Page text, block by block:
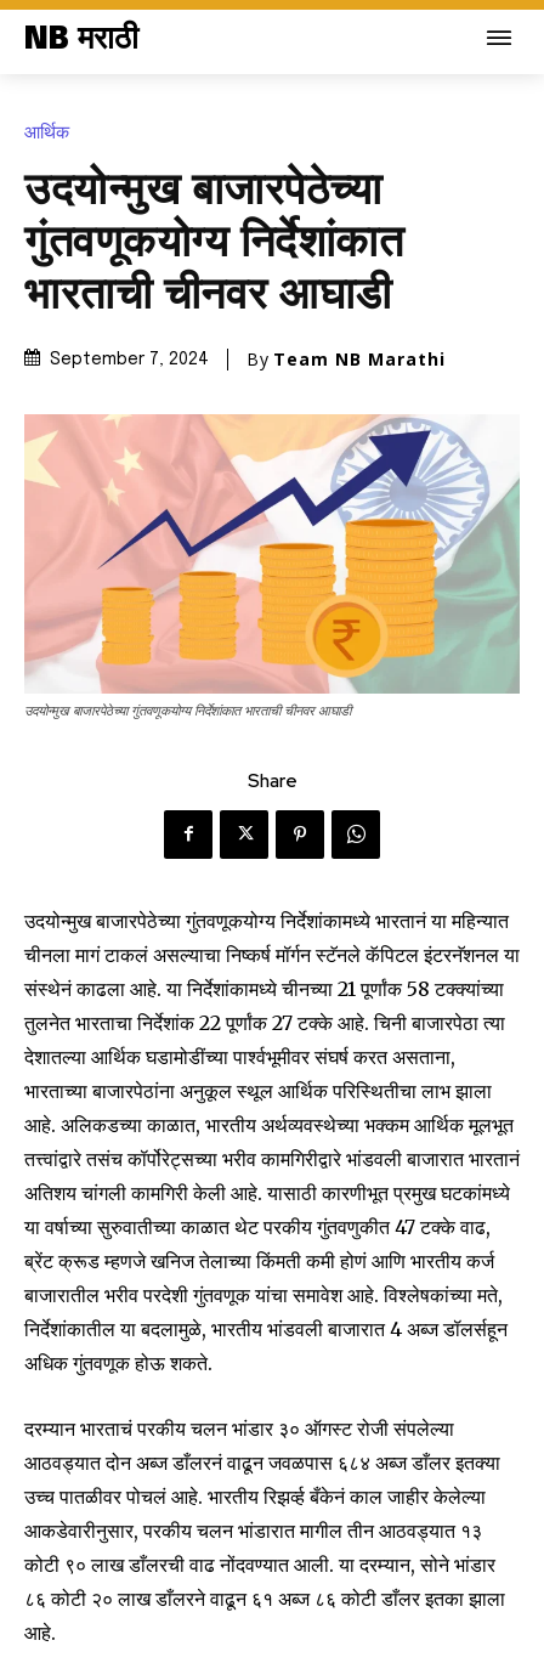
SUBSCRIBERS and be part of the
conversation.
To subscribe, simply enter your email address on our website
or click the subscribe button below. Don't worry, we respect
your privacy and won't spam your inbox. Your information is
safe with us.
NB मराठी
आर्थिक
उदयोन्मुख बाजारपेठेच्या
गुंतवणूकयोग्य निर्देशांकात
भारताची चीनवर आघाडी
September 7, 2024 By Team NB Marathi
उदयोन्मुख बाजारपेठेच्या गुंतवणूकयोग्य निर्देशांकात भारताची चीनवर आघाडी
Share
उदयोन्मुख बाजारपेठेच्या गुंतवणूकयोग्य निर्देशांकामध्ये भारतानं या महिन्यात
चीनला मागं टाकलं असल्याचा निष्कर्ष मॉर्गन स्टॅनले कॅपिटल इंटरनॅशनल या
संस्थेनं काढला आहे. या निर्देशांकामध्ये चीनच्या 21 पूर्णांक 58 टक्क्यांच्या
तुलनेत भारताचा निर्देशांक 22 पूर्णांक 27 टक्के आहे. चिनी बाजारपेठा त्या
देशातल्या आर्थिक घडामोडींच्या पार्श्वभूमीवर संघर्ष करत असताना,
भारताच्या बाजारपेठांना अनुकूल स्थूल आर्थिक परिस्थितीचा लाभ झाला
आहे. अलिकडच्या काळात, भारतीय अर्थव्यवस्थेच्या भक्कम आर्थिक मूलभूत
तत्त्वांद्वारे तसंच कॉर्पोरेट्सच्या भरीव कामगिरीद्वारे भांडवली बाजारात भारतानं
अतिशय चांगली कामगिरी केली आहे. यासाठी कारणीभूत प्रमुख घटकांमध्ये
या वर्षाच्या सुरुवातीच्या काळात थेट परकीय गुंतवणुकीत 47 टक्के वाढ,
ब्रेंट क्रूड म्हणजे खनिज तेलाच्या किंमती कमी होणं आणि भारतीय कर्ज
बाजारातील भरीव परदेशी गुंतवणूक यांचा समावेश आहे. विश्लेषकांच्या मते,
निर्देशांकातील या बदलामुळे, भारतीय भांडवली बाजारात 4 अब्ज डॉलर्सहून
अधिक गुंतवणूक होऊ शकते.
दरम्यान भारताचं परकीय चलन भांडार ३० ऑगस्ट रोजी संपलेल्या
आठवड्यात दोन अब्ज डाँलरनं वाढून जवळपास ६८४ अब्ज डाँलर इतक्या
उच्च पातळीवर पोचलं आहे. भारतीय रिझर्व्ह बँकेनं काल जाहीर केलेल्या
आकडेवारीनुसार, परकीय चलन भांडारात मागील तीन आठवड्यात १३
कोटी ९० लाख डाँलरची वाढ नोंदवण्यात आली. या दरम्यान, सोने भांडार
८६ कोटी २० लाख डाँलरने वाढून ६१ अब्ज ८६ कोटी डाँलर इतका झाला
आहे.